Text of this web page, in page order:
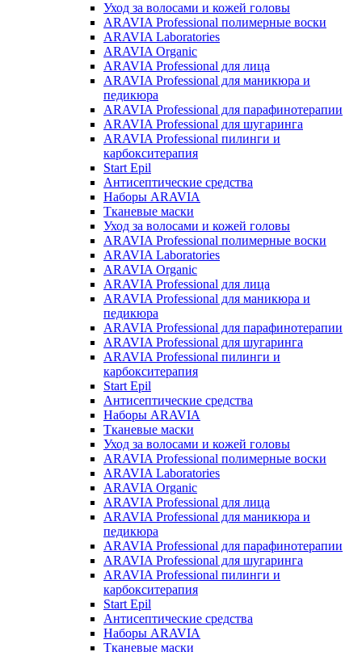
Уход за волосами и кожей головы
ARAVIA Professional полимерные воски
ARAVIA Laboratories
ARAVIA Organic
ARAVIA Professional для лица
ARAVIA Professional для маникюра и
педикюра
ARAVIA Professional для парафинотерапии
ARAVIA Professional для шугаринга
ARAVIA Professional пилинги и
карбокситерапия
Start Epil
Антисептические средства
Наборы ARAVIA
Тканевые маски
Уход за волосами и кожей головы
ARAVIA Professional полимерные воски
ARAVIA Laboratories
ARAVIA Organic
ARAVIA Professional для лица
ARAVIA Professional для маникюра и
педикюра
ARAVIA Professional для парафинотерапии
ARAVIA Professional для шугаринга
ARAVIA Professional пилинги и
карбокситерапия
Start Epil
Антисептические средства
Наборы ARAVIA
Тканевые маски
Уход за волосами и кожей головы
ARAVIA Professional полимерные воски
ARAVIA Laboratories
ARAVIA Organic
ARAVIA Professional для лица
ARAVIA Professional для маникюра и
педикюра
ARAVIA Professional для парафинотерапии
ARAVIA Professional для шугаринга
ARAVIA Professional пилинги и
карбокситерапия
Start Epil
Антисептические средства
Наборы ARAVIA
Тканевые маски